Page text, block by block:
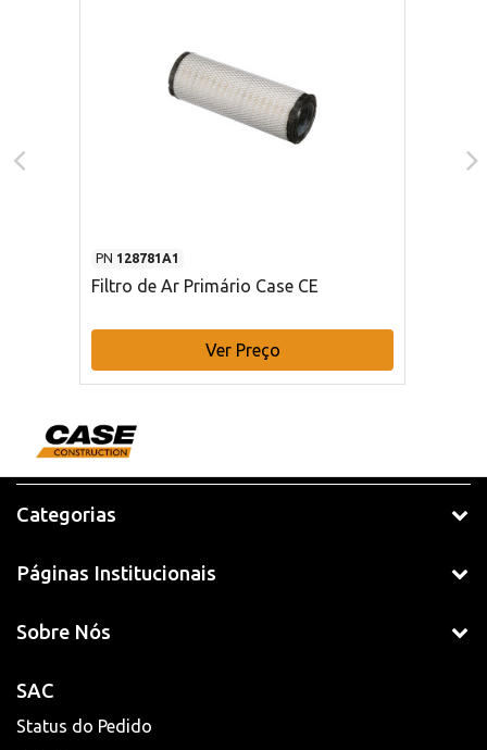
PN 128781A1
Filtro de Ar Primário Case CE
Ver Preço
Categorias
Páginas Institucionais
Sobre Nós
SAC
Status do Pedido